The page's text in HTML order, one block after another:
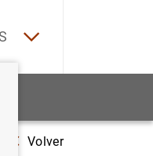
a 15 de diciembre de
Volver